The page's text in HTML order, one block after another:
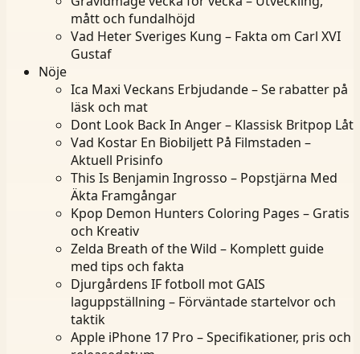
mått och fundalhöjd
Vad Heter Sveriges Kung – Fakta om Carl XVI
Gustaf
Nöje
Ica Maxi Veckans Erbjudande – Se rabatter på
läsk och mat
Dont Look Back In Anger – Klassisk Britpop Låt
Vad Kostar En Biobiljett På Filmstaden –
Aktuell Prisinfo
This Is Benjamin Ingrosso – Popstjärna Med
Äkta Framgångar
Kpop Demon Hunters Coloring Pages – Gratis
och Kreativ
Zelda Breath of the Wild – Komplett guide
med tips och fakta
Djurgårdens IF fotboll mot GAIS
laguppställning – Förväntade startelvor och
taktik
Apple iPhone 17 Pro – Specifikationer, pris och